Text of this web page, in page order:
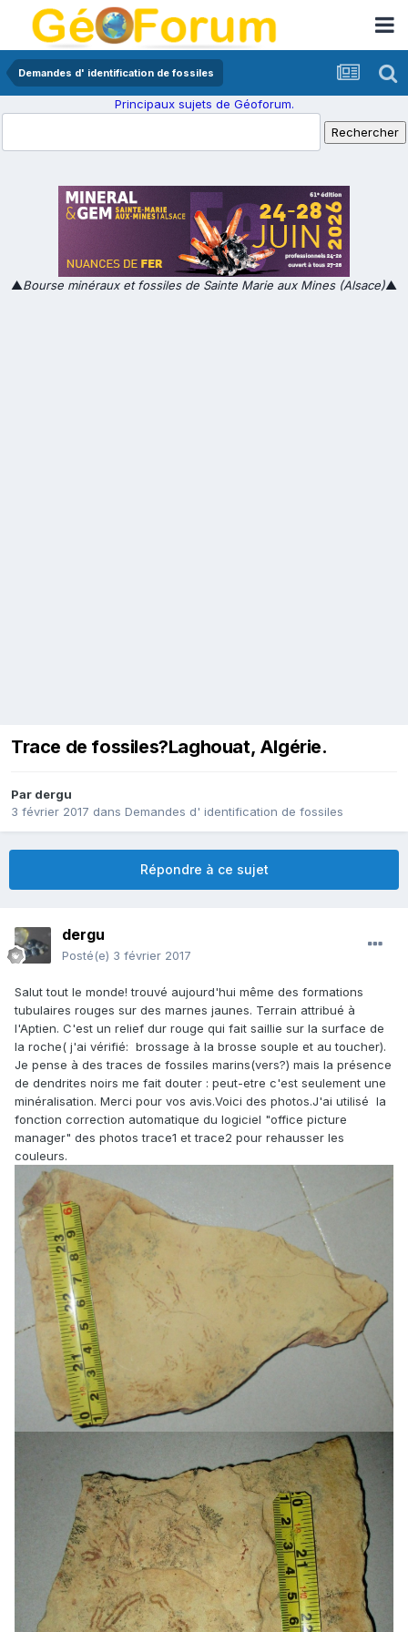
Demandes d' identification de fossiles
Principaux sujets de Géoforum.
▲Bourse minéraux et fossiles de Sainte Marie aux Mines (Alsace)▲
Trace de fossiles?Laghouat, Algérie.
Par dergu
3 février 2017 dans Demandes d' identification de fossiles
Répondre à ce sujet
dergu
Posté(e) 3 février 2017
Salut tout le monde! trouvé aujourd'hui même des formations
tubulaires rouges sur des marnes jaunes. Terrain attribué à
l'Aptien. C'est un relief dur rouge qui fait saillie sur la surface de
la roche( j'ai vérifié: brossage à la brosse souple et au toucher).
Je pense à des traces de fossiles marins(vers?) mais la présence
de dendrites noirs me fait douter : peut-etre c'est seulement une
minéralisation. Merci pour vos avis.Voici des photos.J'ai utilisé la
fonction correction automatique du logiciel "office picture
manager" des photos trace1 et trace2 pour rehausser les
couleurs.